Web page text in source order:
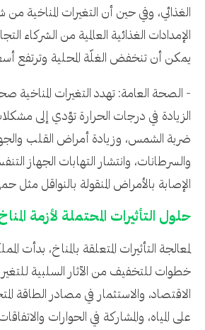
الغذائي، وفي حين أن التغيرات المناخية من
الإمدادات الغذائية العالمية من الشركاء
يمكن أن تنخفض الغلّة المحلية وترتفع
- الصحة العامة: تهدد التغيرات المناخية
الزيادة في درجات الحرارة تؤدي إلى
ضربة الشمس، وزيادة أمراض القلب
والسرطانات، وانتشار التهابات الجهاز
الإصابة بالأمراض المنقولة بالنواقل مثل
حلول التأثيرات المحتملة لأزمة
لمعالجة التأثيرات المتعلقة بالمناخ، بدأت
خطوات للتخفيف من الآثار السلبية للتغير
الاقتصاد، والاستثمار في مصادر الطاقة
على المياه، والمشاركة في الحوارات